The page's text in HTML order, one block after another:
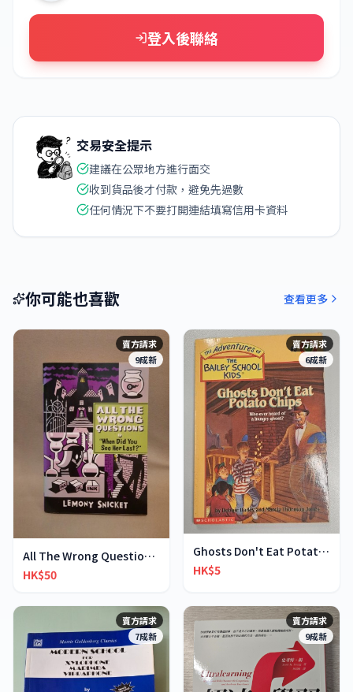
登入後聯絡
交易安全提示
建議在公眾地方進行面交
收到貨品後才付款，避免先過數
任何情況下不要打開連結填寫信用卡資料
你可能也喜歡 查看更多
賣方請求
9成新
All The Wrong Questions 2: "When Did You See Her L
HK$50
賣方請求
6成新
Ghosts Don't Eat Potato Chips
HK$5
賣方請求
7成新
賣方請求
9成新